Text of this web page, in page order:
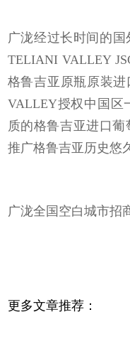
广泷经过长时间的国
TELIANI VALLEY
格鲁吉亚原瓶原装
VALLEY授权中国区
质的格鲁吉亚进口
推广格鲁吉亚历史悠
广泷全国空白城市招
更多文章推荐：